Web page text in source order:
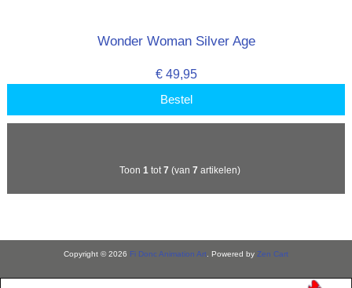
Wonder Woman Silver Age
€ 49,95
Bestel
Toon 1 tot 7 (van 7 artikelen)
Copyright © 2026 Fi Donc Animation Art. Powered by Zen Cart